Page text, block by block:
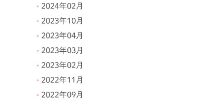
2024年02月
2023年10月
2023年04月
2023年03月
2023年02月
2022年11月
2022年09月